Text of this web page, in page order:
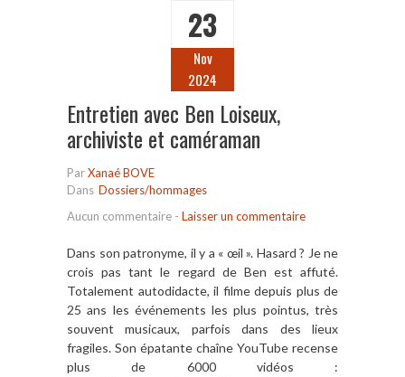
23
Nov
2024
Entretien avec Ben Loiseux,
archiviste et caméraman
ParXanaé BOVE
Dans Dossiers/hommages
Aucun commentaire - Laisser un commentaire
Dans son patronyme, il y a « œil ». Hasard ? Je ne
crois pas tant le regard de Ben est affuté.
Totalement autodidacte, il filme depuis plus de
25 ans les événements les plus pointus, très
souvent musicaux, parfois dans des lieux
fragiles. Son épatante chaîne YouTube recense
plus de 6000 vidéos :